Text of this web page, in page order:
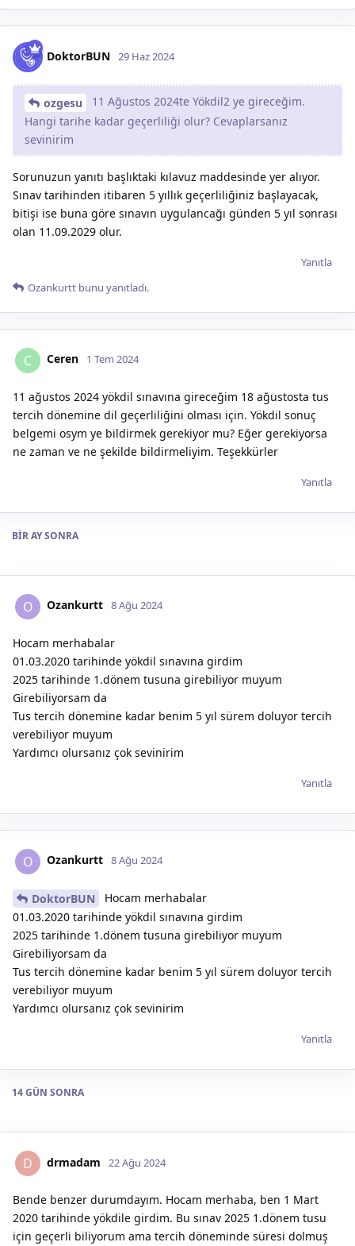
DoktorBUN 29 Haz 2024
ozgesu
11 Ağustos 2024te Yökdil2 ye gireceğim.
Hangi tarihe kadar geçerliliği olur? Cevaplarsanız
sevinirim
Sorunuzun yanıtı başlıktaki kılavuz maddesinde yer alıyor.
Sınav tarihinden itibaren 5 yıllık geçerliliğiniz başlayacak,
bitişi ise buna göre sınavın uygulancağı günden 5 yıl sonrası
olan 11.09.2029 olur.
Yanıtla
Ozankurtt bunu yanıtladı.
C Ceren 1 Tem 2024
11 ağustos 2024 yökdil sınavına gireceğim 18 ağustosta tus
tercih dönemine dil geçerliliğini olması için. Yökdil sonuç
belgemi osym ye bildirmek gerekiyor mu? Eğer gerekiyorsa
ne zaman ve ne şekilde bildirmeliyim. Teşekkürler
Yanıtla
BIR AYSONRA
O Ozankurtt 8 Ağu 2024
Hocam merhabalar
01.03.2020 tarihinde yökdil sınavına girdim
2025 tarihinde 1.dönem tusuna girebiliyor muyum
Girebiliyorsam da
Tus tercih dönemine kadar benim 5 yıl sürem doluyor tercih
verebiliyor muyum
Yardımcı olursanız çok sevinirim
Yanıtla
O Ozankurtt 8 Ağu 2024
DoktorBUN
Hocam merhabalar
01.03.2020 tarihinde yökdil sınavına girdim
2025 tarihinde 1.dönem tusuna girebiliyor muyum
Girebiliyorsam da
Tus tercih dönemine kadar benim 5 yıl sürem doluyor tercih
verebiliyor muyum
Yardımcı olursanız çok sevinirim
Yanıtla
14 GÜN SONRA
D drmadam 22 Ağu 2024
Bende benzer durumdayım. Hocam merhaba, ben 1 Mart
2020 tarihinde yökdile girdim. Bu sınav 2025 1.dönem tusu
için geçerli biliyorum ama tercih döneminde süresi dolmuş